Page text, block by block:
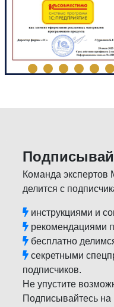
Команда экспертов
делится с
инструкциями и
рекомендациями
бесплатно
секретными
подписчиков.
Не упустите
Подписывайтесь на